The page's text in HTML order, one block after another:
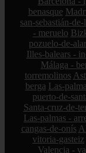
benasque
san-sebastián-
- meruelo
pozuelo-de-
Illes-balears -
Málaga -
torremolinos
berga Las-
puerto-de-
Santa-cruz-de-
Las-palmas -
cangas-de-onís
vitoria-gasteiz
Valencia -